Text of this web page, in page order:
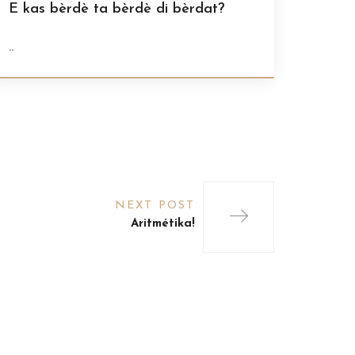
E kas bèrdè ta bèrdè di bèrdat?
..
NEXT POST
Aritmétika!